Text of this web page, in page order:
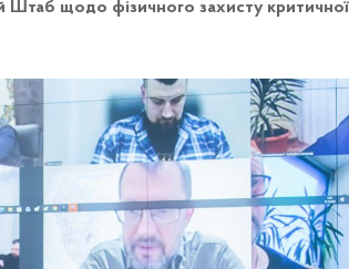
Штаб щодо фізичного захисту критичної